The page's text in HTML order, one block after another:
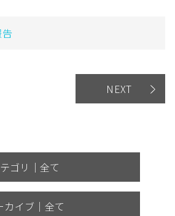
NEXT
ゴリ｜全て
カイブ｜全て